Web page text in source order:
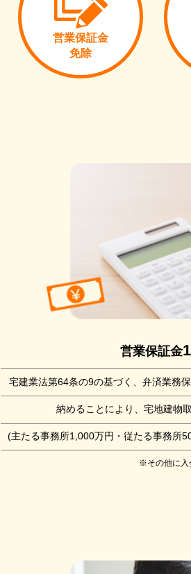
営業保証金
免除
営業保証金
宅建業法第64条の9の基づく、弁済業務
納めることにより、宅地建物
(主たる事務所1,000万円・従たる事務所
※その他に入